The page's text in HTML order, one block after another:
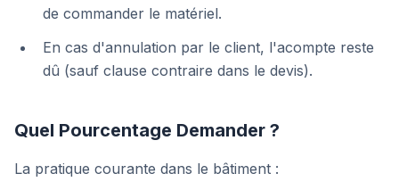
de commander le matériel.
En cas d'annulation par le client, l'acompte reste
dû (sauf clause contraire dans le devis).
Quel Pourcentage Demander ?
La pratique courante dans le bâtiment :